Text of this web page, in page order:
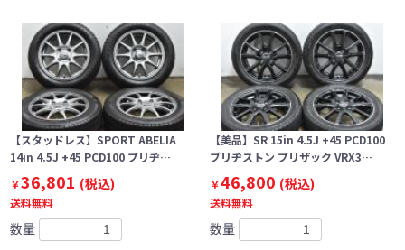
【スタッドレス】SPORT ABELIA
14in 4.5J +45 PCD100 ブリヂ…
￥36,801 (税込)
送料無料
数量
【美品】SR 15in 4.5J +45 PCD100
ブリヂストン ブリザック VRX3…
￥46,800 (税込)
送料無料
数量